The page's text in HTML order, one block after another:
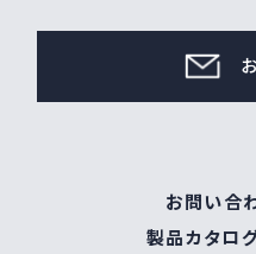
お問い合
製品カタロ